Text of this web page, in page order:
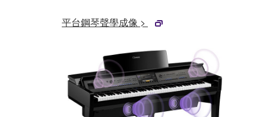
平台鋼琴聲學成像 >